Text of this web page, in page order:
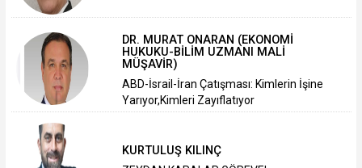
DR. MURAT ONARAN (EKONOMİ
HUKUKU-BİLİM UZMANI MALİ
MÜŞAVİR)
ABD-İsrail-İran Çatışması: Kimlerin İşine
Yarıyor,Kimleri Zayıflatıyor
KURTULUŞ KILINÇ